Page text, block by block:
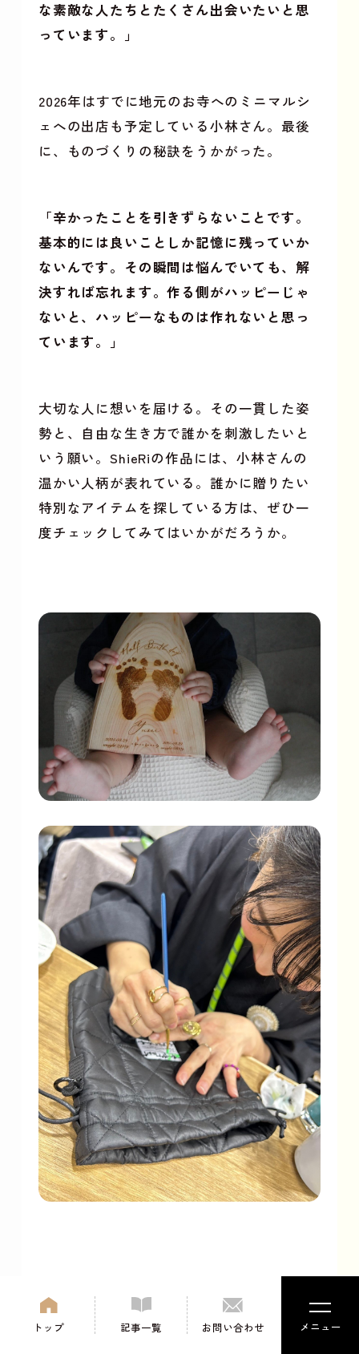
トップ 記事一覧 お問い合わせ メニュー
な素敵な人たちとたくさん出会いたいと思
っています。」
2026年はすでに地元のお寺へのミニマルシ
ェへの出店も予定している小林さん。最後
に、ものづくりの秘訣をうかがった。
「辛かったことを引きずらないことです。
基本的には良いことしか記憶に残っていか
ないんです。その瞬間は悩んでいても、解
決すれば忘れます。作る側がハッピーじゃ
ないと、ハッピーなものは作れないと思っ
ています。」
大切な人に想いを届ける。その一貫した姿
勢と、自由な生き方で誰かを刺激したいと
いう願い。ShieRiの作品には、小林さんの
温かい人柄が表れている。誰かに贈りたい
特別なアイテムを探している方は、ぜひ一
度チェックしてみてはいかがだろうか。
ShieRi